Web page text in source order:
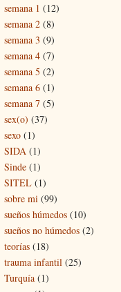
semana 1 (12)
semana 2 (8)
semana 3 (9)
semana 4 (7)
semana 5 (2)
semana 6 (1)
semana 7 (5)
sex(o) (37)
sexo (1)
SIDA (1)
Sinde (1)
SITEL (1)
sobre mi (99)
sueños húmedos (10)
sueños no húmedos (2)
teorías (18)
trauma infantil (25)
Turquía (1)